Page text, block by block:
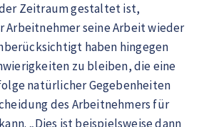
Zeitraum gestaltet ist,
Arbeitnehmer seine Arbeit wieder
haben hingegen
zu bleiben, die eine
natürlicher Gegebenheiten
des Arbeitnehmers für
„Dies ist beispielsweise dann